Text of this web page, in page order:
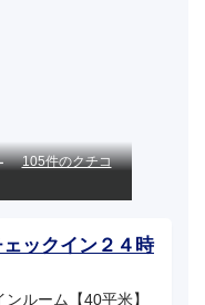
105件のクチコ
ェックイン２４時
ーム【40平米】